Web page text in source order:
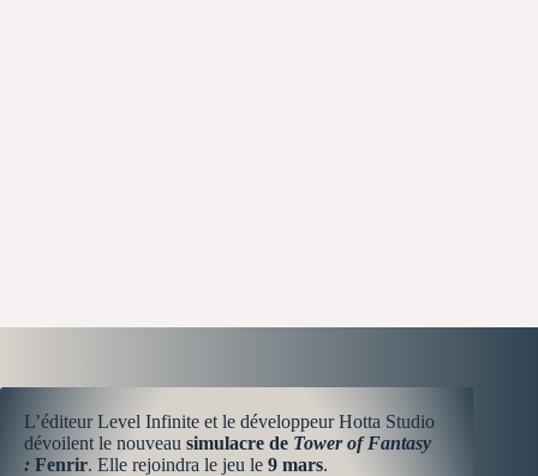
L’éditeur Level Infinite et le développeur Hotta Studio
dévoilent le nouveau simulacre de Tower of Fantasy
: Fenrir. Elle rejoindra le jeu le 9 mars.